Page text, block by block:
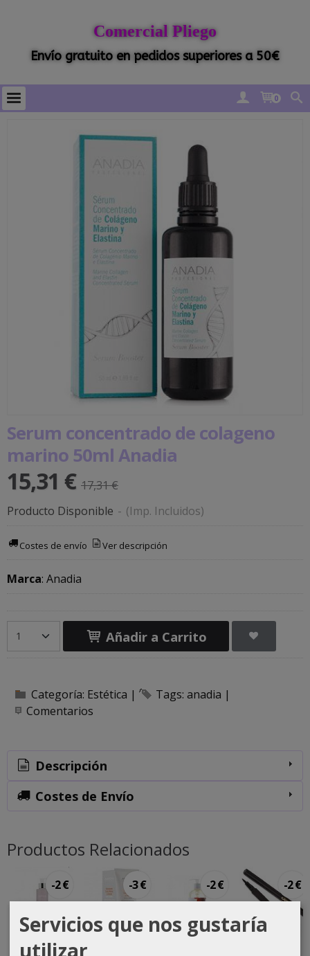
Comercial Pliego
Envío gratuito en pedidos superiores a 50€
0
Serum concentrado de colageno
marino 50ml Anadia
15,31 € 17,31 €
Producto Disponible - (Imp. Incluidos)
Costes de envío Ver descripción
Marca: Anadia
Añadir a Carrito
Categoría: Estética | Tags: anadia |
Comentarios
Descripción
Costes de Envío
Productos Relacionados
-2 €
Agua
-3 €
Hidratante
-2 € -2 €
Servicios que nos gustaría
utilizar